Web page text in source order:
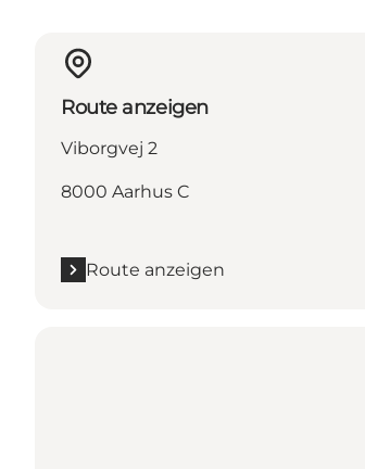
Route anzeigen
Viborgvej 2
8000 Aarhus C
Route anzeigen